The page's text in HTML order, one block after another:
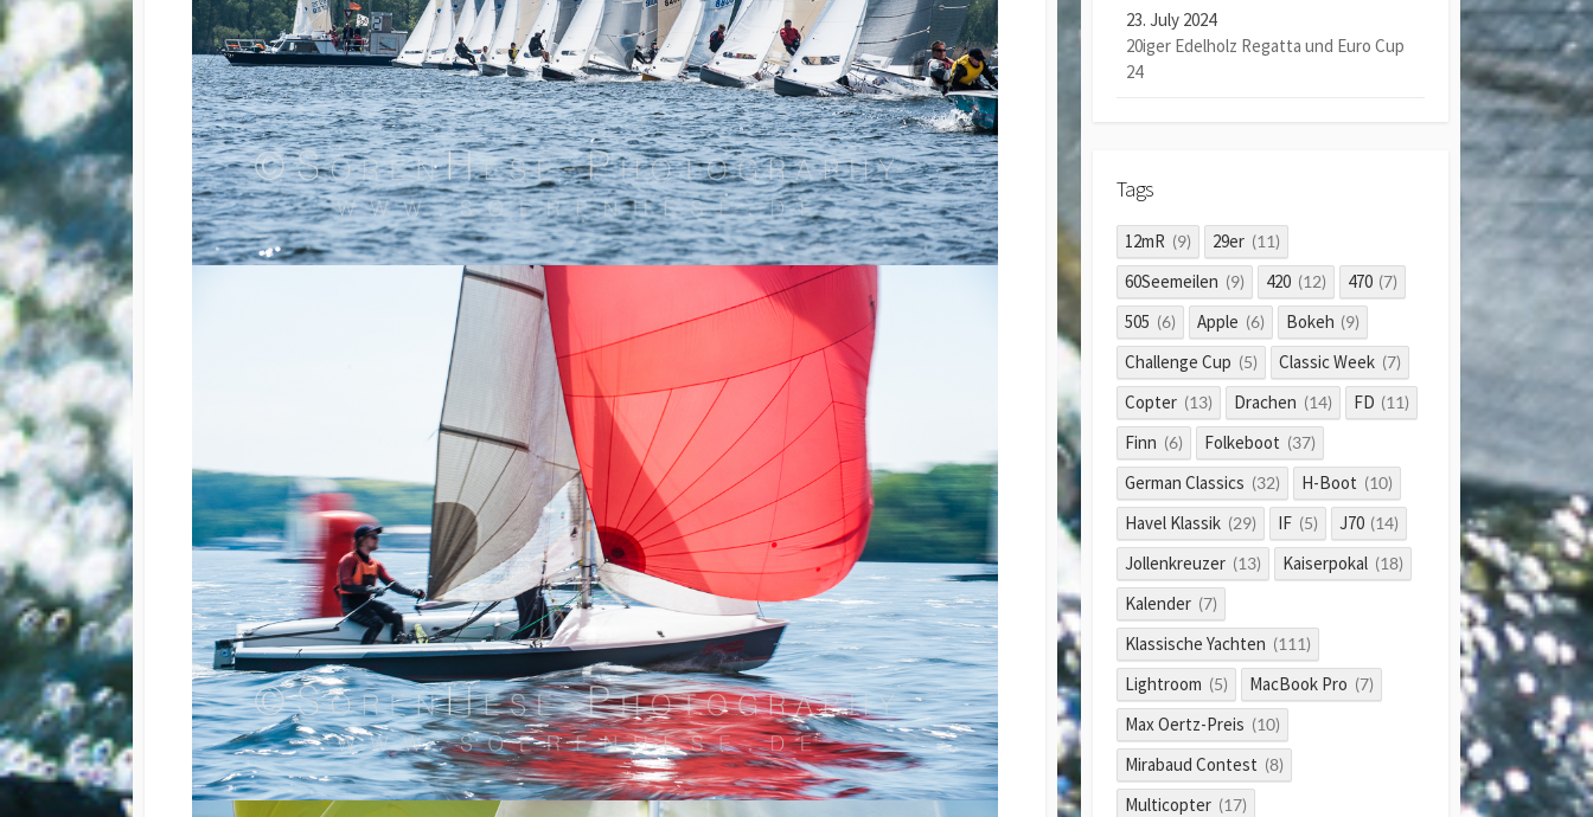
23. July 2024
20iger Edelholz Regatta und Euro Cup
24
Tags
12mR (9) 29er (11)
60Seemeilen (9) 420 (12) 470 (7)
505 (6) Apple (6) Bokeh (9)
Challenge Cup (5) Classic Week (7)
Copter (13) Drachen (14) FD (11)
Finn (6) Folkeboot (37)
German Classics (32) H-Boot (10)
Havel Klassik (29) IF (5) J70 (14)
Jollenkreuzer (13) Kaiserpokal (18)
Kalender (7)
Klassische Yachten (111)
Lightroom (5) MacBook Pro (7)
Max Oertz-Preis (10)
Mirabaud Contest (8)
Multicopter (17)